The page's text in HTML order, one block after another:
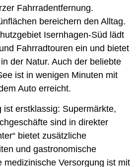
Fahrradentfernung.
bereichern den Alltag.
Isernhagen-Süd lädt
Fahrradtouren ein und bietet
der Natur. Auch der beliebte
ist in wenigen Minuten mit
Auto erreicht.
ist erstklassig: Supermärkte,
sind in direkter
bietet zusätzliche
und gastronomische
medizinische Versorgung ist mit